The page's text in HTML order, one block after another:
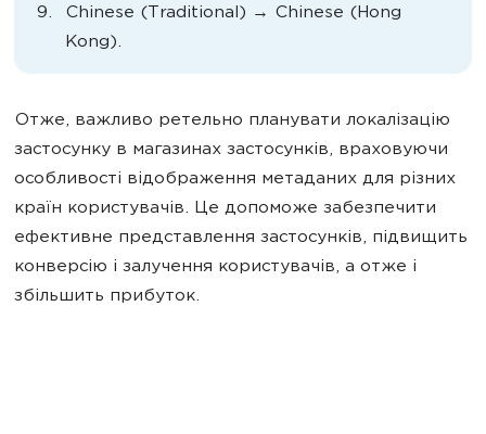
Chinese (Traditional) → Chinese (Hong
Kong).
Отже, важливо ретельно планувати локалізацію
застосунку в магазинах застосунків, враховуючи
особливості відображення метаданих для різних
країн користувачів. Це допоможе забезпечити
ефективне представлення застосунків, підвищить
конверсію і залучення користувачів, а отже і
збільшить прибуток.